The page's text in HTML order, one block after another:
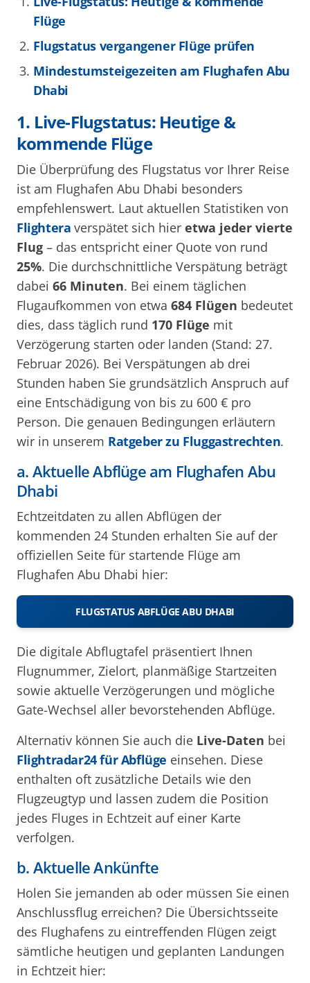
Flüge
Flugstatus vergangener Flüge prüfen
Mindestumsteigezeiten am Flughafen Abu
Dhabi
1. Live-Flugstatus: Heutige &
kommende Flüge
Die Überprüfung des Flugstatus vor Ihrer Reise
ist am Flughafen Abu Dhabi besonders
empfehlenswert. Laut aktuellen Statistiken von
Flightera verspätet sich hieretwa jeder vierte
Flug – das entspricht einer Quote von rund
25%. Die durchschnittliche Verspätung beträgt
dabei 66 Minuten. Bei einem täglichen
Flugaufkommen von etwa 684 Flügen bedeutet
dies, dass täglich rund 170 Flüge mit
Verzögerung starten oder landen (Stand: 27.
Februar 2026). Bei Verspätungen ab drei
Stunden haben Sie grundsätzlich Anspruch auf
eine Entschädigung von bis zu 600 € pro
Person. Die genauen Bedingungen erläutern
wir in unserem Ratgeber zu Fluggastrechten.
a. Aktuelle Abflüge am Flughafen Abu
Dhabi
Echtzeitdaten zu allen Abflügen der
kommenden 24 Stunden erhalten Sie auf der
offiziellen Seite für startende Flüge am
Flughafen Abu Dhabi hier:
FLUGSTATUS ABFLÜGE ABU DHABI
Die digitale Abflugtafel präsentiert Ihnen
Flugnummer, Zielort, planmäßige Startzeiten
sowie aktuelle Verzögerungen und mögliche
Gate-Wechsel aller bevorstehenden Abflüge.
Alternativ können Sie auch die Live-Daten bei
Flightradar24 für Abflüge einsehen. Diese
enthalten oft zusätzliche Details wie den
Flugzeugtyp und lassen zudem die Position
jedes Fluges in Echtzeit auf einer Karte
verfolgen.
b. Aktuelle Ankünfte
Holen Sie jemanden ab oder müssen Sie einen
Anschlussflug erreichen? Die Übersichtsseite
des Flughafens zu eintreffenden Flügen zeigt
sämtliche heutigen und geplanten Landungen
in Echtzeit hier: